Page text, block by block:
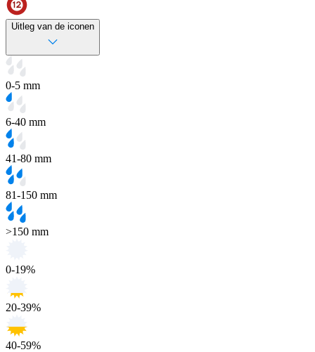
Uitleg van de iconen
0-5 mm
6-40 mm
41-80 mm
81-150 mm
>150 mm
0-19%
20-39%
40-59%